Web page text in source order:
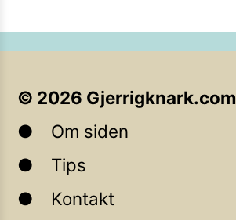
© 2026 Gjerrigknark.com
Om siden
Tips
Kontakt